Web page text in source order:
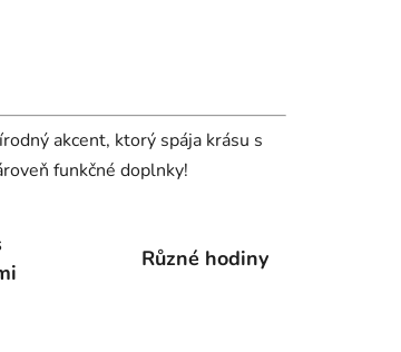
akcent, ktorý spája krásu s
funkčné doplnky!
Různé hodiny